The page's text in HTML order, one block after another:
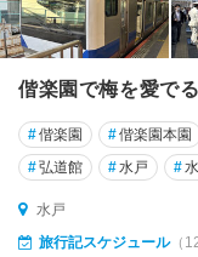
偕楽園で梅を愛で
#偕楽園 #偕楽園本園
#弘道館 #水戸 #
水戸
旅行記スケジュール（